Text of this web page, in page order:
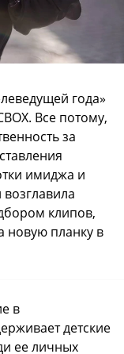
года»
Все потому,
за
имиджа и
клипов,
новую планку в
в
детские
ее личных